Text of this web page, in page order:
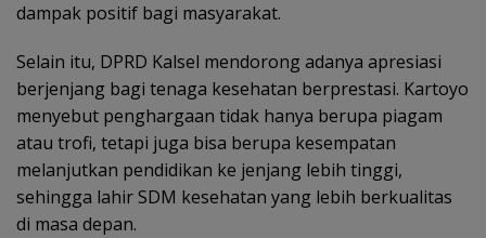
dampak positif bagi masyarakat.
Selain itu, DPRD Kalsel mendorong adanya apresiasi
berjenjang bagi tenaga kesehatan berprestasi. Kartoyo
menyebut penghargaan tidak hanya berupa piagam
atau trofi, tetapi juga bisa berupa kesempatan
melanjutkan pendidikan ke jenjang lebih tinggi,
sehingga lahir SDM kesehatan yang lebih berkualitas
di masa depan.